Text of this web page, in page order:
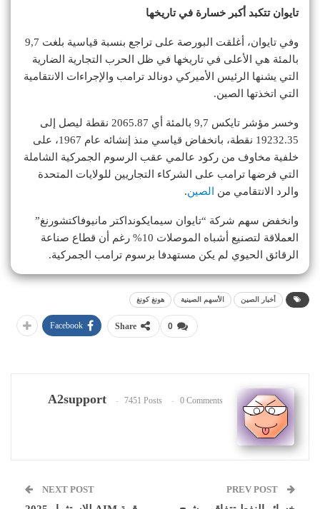
تايوان تتكبد أكبر خسارة في تاريخها
وفي تايوان، أغلقت البورصة على تراجع بنسبة قياسية بلغت 9,7
بالمئة هي الأعلى في تاريخها في ظل الحرب التجارية الضارية
التي يشنها الرئيس الأميركي دونالد ترامب والإجراءات الانتقامية
التي اتخذتها الصين.
وخسر مؤشر تايكس 9,7 بالمئة أي 2065.87 نقطة ليصل إلى
19232.35 نقطة، بانخفاض قياسي منذ إنشائه عام 1967، على
خلفية مخاوف من ركود عالمي عقب الرسوم الجمركية الشاملة
التي فرضها ترامب على الشركاء التجاريين للولايات المتحدة
والرد الانتقامي من
الصين.
وانخفض سهم شركة “تايوان سيمايكونداكتر مانيوفاكتشورنغ”
العملاقة لتصنيع أشباه الموصلات 10% رغم أن قطاع صناعة
الرقائق الحيوي لم يكن مستهدفا برسوم ترامب الجمركية.
أخبار الصين الأسهم الصينية هونغ كونغ
0
Share
Facebook
A2support 7451 Posts 0 Comments
NEXT POST